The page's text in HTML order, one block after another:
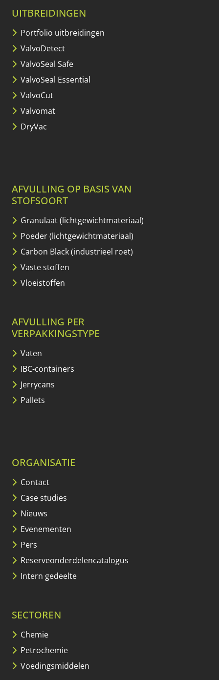
UITBREIDINGEN
Portfolio uitbreidingen
ValvoDetect
ValvoSeal Safe
ValvoSeal Essential
ValvoCut
Valvomat
DryVac
AFVULLING OP BASIS VAN
STOFSOORT
Granulaat (lichtgewicht­materiaal)
Poeder (lichtgewicht­materiaal)
Carbon Black (industrieel roet)
Vaste stoffen
Vloeistoffen
AFVULLING PER
VERPAKKINGSTYPE
Vaten
IBC-containers
Jerrycans
Pallets
ORGANISATIE
Contact
Case studies
Nieuws
Evenementen
Pers
Reserveonderdelencatalogus
Intern gedeelte
SECTOREN
Chemie
Petrochemie
Voedingsmiddelen